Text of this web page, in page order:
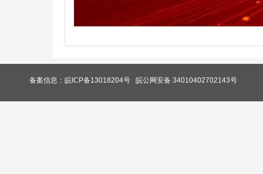
备案信息：皖ICP备13018204号 皖公网安备 34010402702143号